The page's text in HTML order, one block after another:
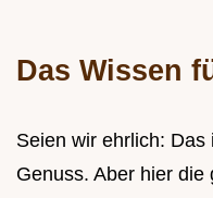
Das Wissen
Seien wir ehrlich:
Genuss. Aber hier